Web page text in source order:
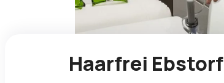
Haarfrei Ebstorf